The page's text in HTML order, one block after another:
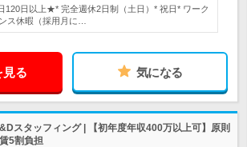
120日以上★* 完全週休2日制（土日）* 祝日* ワーク
ス休暇（採用月に…
見る 気になる
スタッフィング | 【初年度年収400万以上可】原則
5割負担